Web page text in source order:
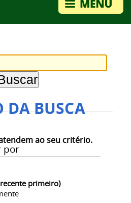
DA BUSCA
ao seu critério.
por
primeiro)
Nº
-
Nº 01
17h28
/ 2024